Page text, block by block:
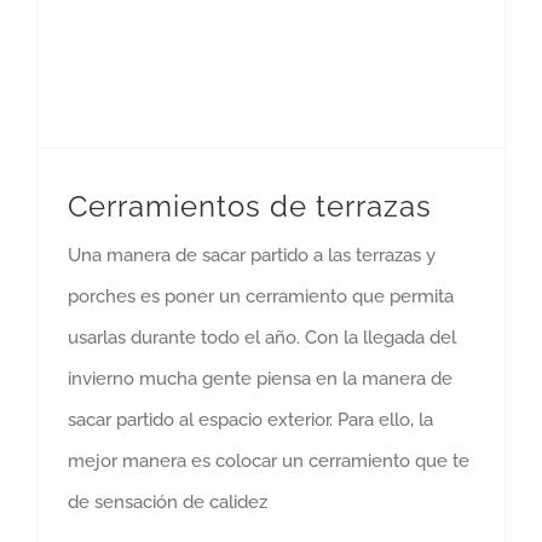
Cerramientos de terrazas
Una manera de sacar partido a las terrazas y
porches es poner un cerramiento que permita
usarlas durante todo el año. Con la llegada del
invierno mucha gente piensa en la manera de
sacar partido al espacio exterior. Para ello, la
mejor manera es colocar un cerramiento que te
de sensación de calidez